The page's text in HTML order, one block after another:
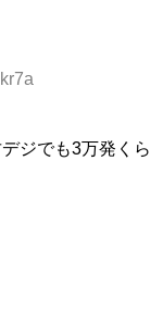
ジでも3万発くら